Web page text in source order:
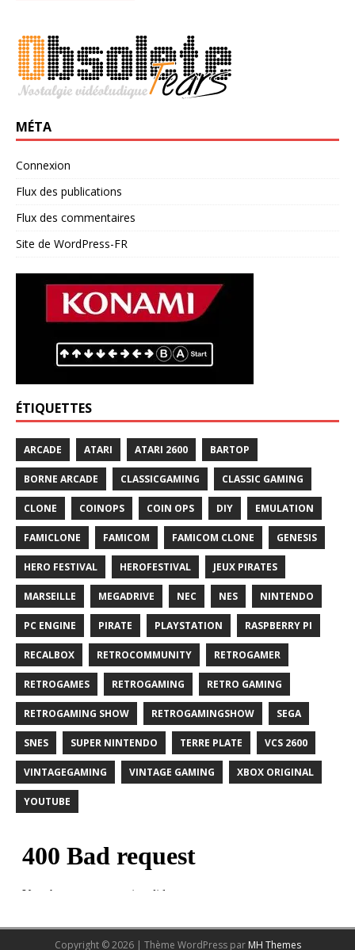
MÉTA
Connexion
Flux des publications
Flux des commentaires
Site de WordPress-FR
ÉTIQUETTES
ARCADE ATARI ATARI 2600 BARTOP
BORNE ARCADE CLASSICGAMING CLASSIC GAMING
CLONE COINOPS COIN OPS DIY EMULATION
FAMICLONE FAMICOM FAMICOM CLONE GENESIS
HERO FESTIVAL HEROFESTIVAL JEUX PIRATES
MARSEILLE MEGADRIVE NEC NES NINTENDO
PC ENGINE PIRATE PLAYSTATION RASPBERRY PI
RECALBOX RETROCOMMUNITY RETROGAMER
RETROGAMES RETROGAMING RETRO GAMING
RETROGAMING SHOW RETROGAMINGSHOW SEGA
SNES SUPER NINTENDO TERRE PLATE VCS 2600
VINTAGEGAMING VINTAGE GAMING XBOX ORIGINAL
YOUTUBE
Copyright © 2026 | Thème WordPress par MH Themes